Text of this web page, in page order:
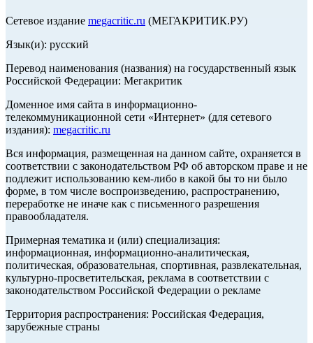
Сетевое издание megacritic.ru (МЕГАКРИТИК.РУ)
Язык(и): русский
Перевод наименования (названия) на государственный язык
Российской Федерации: Мегакритик
Доменное имя сайта в информационно-
телекоммуникационной сети «Интернет» (для сетевого
издания): megacritic.ru
Вся информация, размещенная на данном сайте, охраняется в
соответствии с законодательством РФ об авторском праве и не
подлежит использованию кем-либо в какой бы то ни было
форме, в том числе воспроизведению, распространению,
переработке не иначе как с письменного разрешения
правообладателя.
Примерная тематика и (или) специализация:
информационная, информационно-аналитическая,
политическая, образовательная, спортивная, развлекательная,
культурно-просветительская, реклама в соответствии с
законодательством Российской Федерации о рекламе
Территория распространения: Российская Федерация,
зарубежные страны